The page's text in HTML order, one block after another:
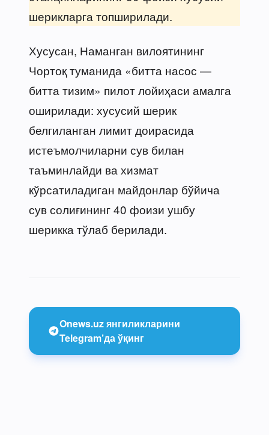
шерикларга топширилади.
Хусусан, Наманган вилоятининг
Чортоқ туманида «битта насос —
битта тизим» пилот лойиҳаси амалга
оширилади: хусусий шерик
белгиланган лимит доирасида
истеъмолчиларни сув билан
таъминлайди ва хизмат
кўрсатиладиган майдонлар бўйича
сув солиғининг 40 фоизи ушбу
шерикка тўлаб берилади.
Onews.uz янгиликларини
Telegram’да ўқинг